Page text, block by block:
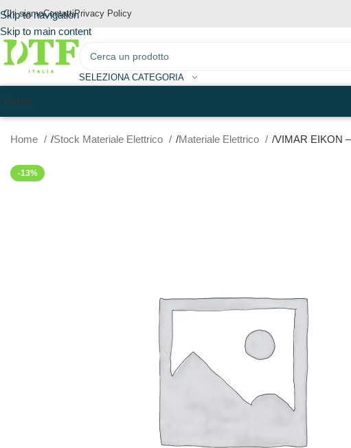
Skip to navigation
Skip to main content
Chi siamoContattiPrivacy Policy
SELEZIONA CATEGORIA
Home
Home Stock Materiale Elettrico Materiale Elettrico VIMAR EIKON
-13%